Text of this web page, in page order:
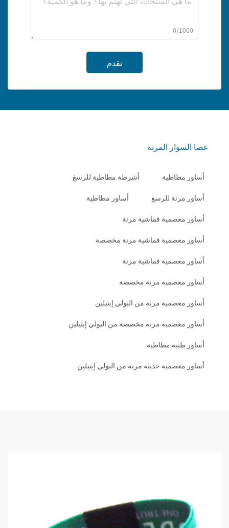
0/1000
تقدم
عصا السوار المرنة
أساور مطاطية أشرطة مطاطية للرسغ
أساور مرنة للرسغ أساور مطاطية
أساور معصمية قماشية مرنة
أساور معصمية قماشية مرنة مخصصة
أساور معصمية قماشية مرنة
أساور معصمية مرنة مخصصة
أساور معصمية مرنة من البولي إيثيلين
أساور معصمية مرنة مخصصة من البولي إيثيلين
أساور طبية مطاطية
أساور معصمية حديثة مرنة من البولي إيثيلين